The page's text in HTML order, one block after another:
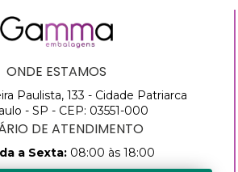
ONDE ESTAMOS
Paulista, 133 - Cidade Patriarca
- SP - CEP: 03551-000
DE ATENDIMENTO
a Sexta:08:00 às 18:00